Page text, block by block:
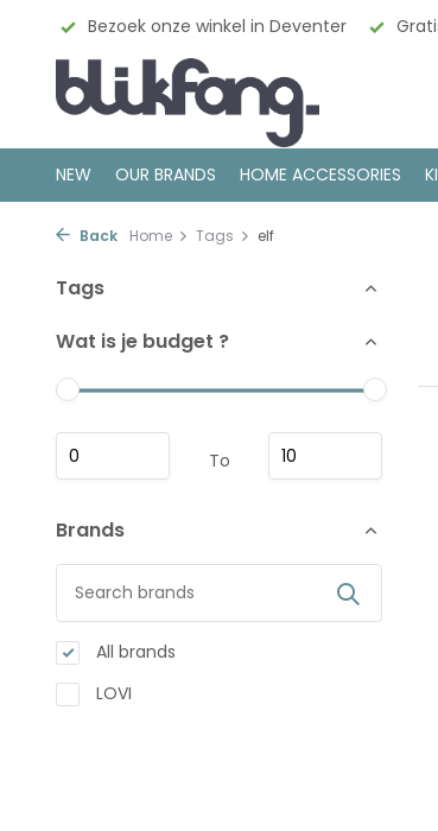
Bezoek onze winkel in Deventer
NEW OUR BRANDS HOME ACCESSORIES
Back Home Tags elf
Tags
Wat is je budget ?
To
Brands
All brands
LOVI